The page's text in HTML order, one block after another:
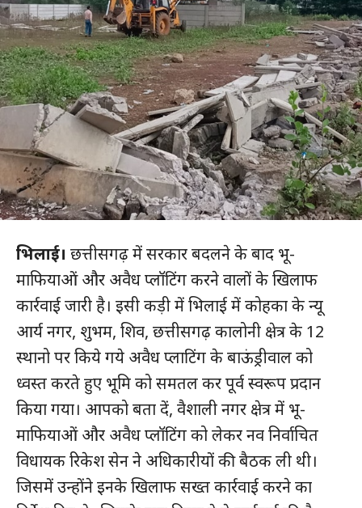
भिलाई। छत्तीसगढ़ में सरकार बदलने के बाद भू-
माफियाओं और अवैध प्लॉटिंग करने वालों के खिलाफ
कार्रवाई जारी है। इसी कड़ी में भिलाई में कोहका के न्यू
आर्य नगर, शुभम, शिव, छत्तीसगढ़ कालोनी क्षेत्र के 12
स्थानो पर किये गये अवैध प्लाटिंग के बाऊंड्रीवाल को
ध्वस्त करते हुए भूमि को समतल कर पूर्व स्वरूप प्रदान
किया गया। आपको बता दें, वैशाली नगर क्षेत्र में भू-
माफियाओं और अवैध प्लॉटिंग को लेकर नव निर्वाचित
विधायक रिकेश सेन ने अधिकारीयों की बैठक ली थी।
जिसमें उन्होंने इनके खिलाफ सख्त कार्रवाई करने का